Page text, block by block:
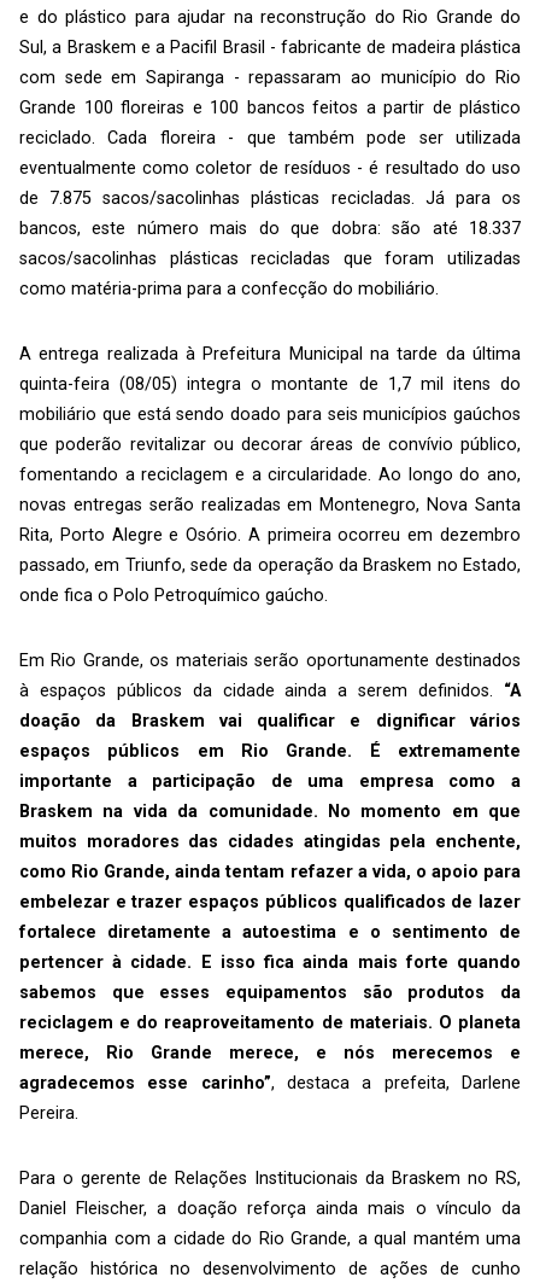
e do plástico para ajudar na reconstrução do Rio Grande do
Sul, a Braskem e a Pacifil Brasil - fabricante de madeira plástica
com sede em Sapiranga - repassaram ao município do Rio
Grande 100 floreiras e 100 bancos feitos a partir de plástico
reciclado. Cada floreira - que também pode ser utilizada
eventualmente como coletor de resíduos - é resultado do uso
de 7.875 sacos/sacolinhas plásticas recicladas. Já para os
bancos, este número mais do que dobra: são até 18.337
sacos/sacolinhas plásticas recicladas que foram utilizadas
como matéria-prima para a confecção do mobiliário.
A entrega realizada à Prefeitura Municipal na tarde da última
quinta-feira (08/05) integra o montante de 1,7 mil itens do
mobiliário que está sendo doado para seis municípios gaúchos
que poderão revitalizar ou decorar áreas de convívio público,
fomentando a reciclagem e a circularidade. Ao longo do ano,
novas entregas serão realizadas em Montenegro, Nova Santa
Rita, Porto Alegre e Osório. A primeira ocorreu em dezembro
passado, em Triunfo, sede da operação da Braskem no Estado,
onde fica o Polo Petroquímico gaúcho.
Em Rio Grande, os materiais serão oportunamente destinados
à espaços públicos da cidade ainda a serem definidos. “A
doação da Braskem vai qualificar e dignificar vários
espaços públicos em Rio Grande. É extremamente
importante a participação de uma empresa como a
Braskem na vida da comunidade. No momento em que
muitos moradores das cidades atingidas pela enchente,
como Rio Grande, ainda tentam refazer a vida, o apoio para
embelezar e trazer espaços públicos qualificados de lazer
fortalece diretamente a autoestima e o sentimento de
pertencer à cidade. E isso fica ainda mais forte quando
sabemos que esses equipamentos são produtos da
reciclagem e do reaproveitamento de materiais. O planeta
merece, Rio Grande merece, e nós merecemos e
agradecemos esse carinho”, destaca a prefeita, Darlene
Pereira.
Para o gerente de Relações Institucionais da Braskem no RS,
Daniel Fleischer, a doação reforça ainda mais o vínculo da
companhia com a cidade do Rio Grande, a qual mantém uma
relação histórica no desenvolvimento de ações de cunho